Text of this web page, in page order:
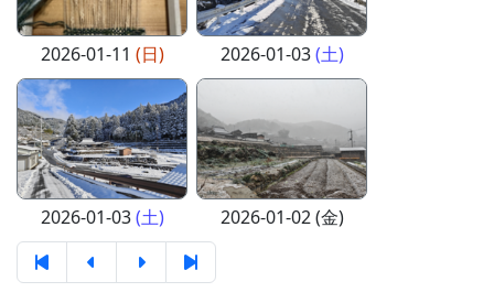
2026-01-11 (日) 2026-01-03(土)
2026-01-03(土) 2026-01-02 (金)